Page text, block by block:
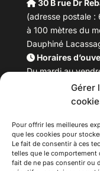
Gérer
Pour offrir les meilleures
que les cookies pour
Le fait de consentir à ces
telles que le comportement
fait de ne pas consentir ou
30 B rue Dr
(adresse postale
à 100 mètres du
Dauphiné
Horaires
Du mardi au
Samedi 10h –17h
Fermeture lundi
Email :